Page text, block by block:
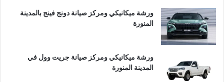
ورشة ميكانيكي ومركز صيانة دونج فينج بالمدينة
المنورة
ورشة ميكانيكي ومركز صيانة جريت وول في
المدينة المنورة